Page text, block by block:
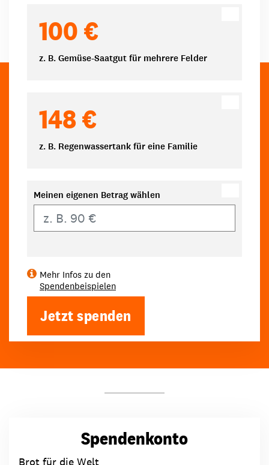
100 €
z. B. Gemüse-Saatgut für mehrere Felder
148 €
z. B. Regenwassertank für eine Familie
Meinen eigenen Betrag wählen
Mehr Infos zu den
Spendenbeispielen
Jetzt spenden
Spendenkonto
Brot für die Welt